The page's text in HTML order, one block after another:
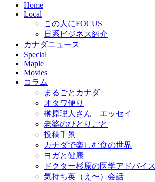
Home
Local
この人にFOCUS
日系ビジネス紹介
カナダニュース
Special
Maple
Movies
コラム
まるごとカナダ
オタワ便り
榊原理人さん エッセイ
老婆のひとりごと
投稿千景
カナダで楽しむ食の世界
ヨガと健康
ドクター杉原の医学アドバイス
気持ち英（え〜）会話